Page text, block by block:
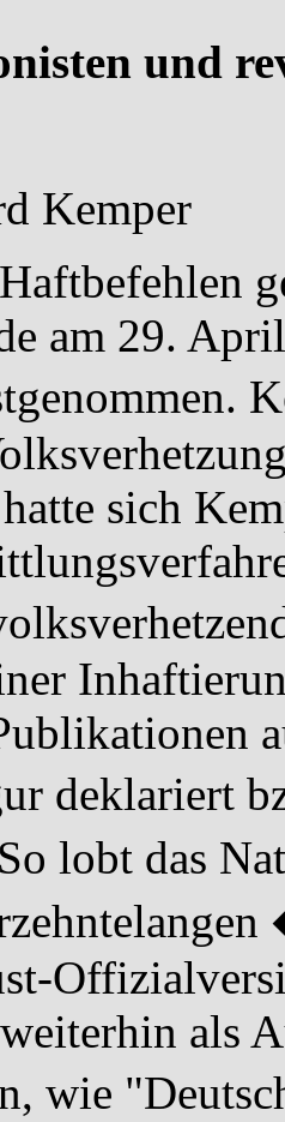
und
Kemper
am 29.
sich
deklariert
lobt das
als
wie